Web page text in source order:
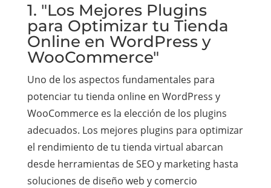
1. "Los Mejores Plugins
para Optimizar tu Tienda
Online en WordPress y
WooCommerce"
Uno de los aspectos fundamentales para
potenciar tu tienda online en WordPress y
WooCommerce es la elección de los plugins
adecuados. Los mejores plugins para optimizar
el rendimiento de tu tienda virtual abarcan
desde herramientas de SEO y marketing hasta
soluciones de diseño web y comercio